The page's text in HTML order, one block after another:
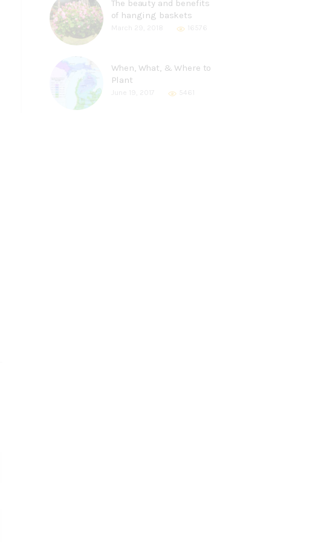
The beauty and benefits
of hanging baskets
When, What, & Where to
Plant